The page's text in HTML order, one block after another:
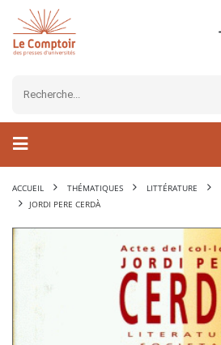
ACCUEIL THÉMATIQUES LITTÉRATURE
JORDI PERE CERDÀ